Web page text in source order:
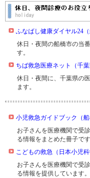
ふなばし健康ダイヤル24（
休日・夜間の船橋市の当
す。
ちば救急医療ネット（千葉
休日・夜間に、千葉県の
ます。
小児救急ガイドブック（船
お子さんを医療機関で受
る情報をまとめた冊子です
こどもの救急（日本小児科
お子さんを医療機関で受
る情報を提供しています。